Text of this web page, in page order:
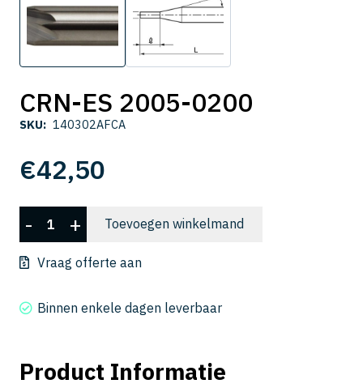
CRN-ES 2005-0200
SKU: 140302AFCA
€42,50
CRN-
ES
2005-
aantal
- + Toevoegen winkelmand
Vraag offerte aan
Binnen enkele dagen leverbaar
Product Informatie